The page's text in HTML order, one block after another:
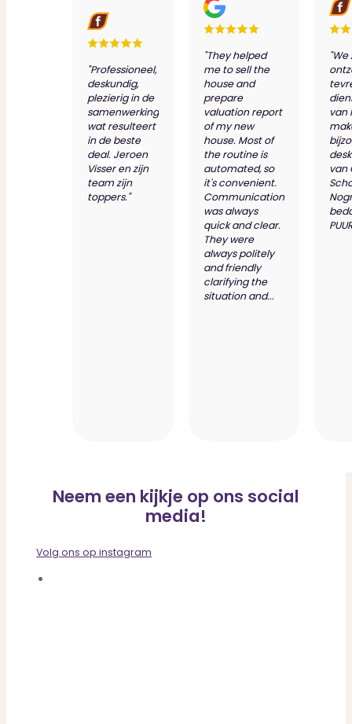
"Professioneel,
deskundig,
plezierig in de
samenwerking
wat resulteert
in de beste
deal. Jeroen
Visser en zijn
team zijn
toppers."
"They helped
me to sell the
house and
prepare
valuation report
of my new
house. Most of
the routine is
automated, so
it's convenient.
Communication
was always
quick and clear.
They were
always politely
and friendly
clarifying the
situation and...
"We
van
van
Neem een kijkje op ons social
media!
Volg ons op instagram